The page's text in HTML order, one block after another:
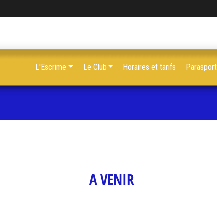
A VENIR
L'Escrime Le Club Horaires et tarifs Parasport